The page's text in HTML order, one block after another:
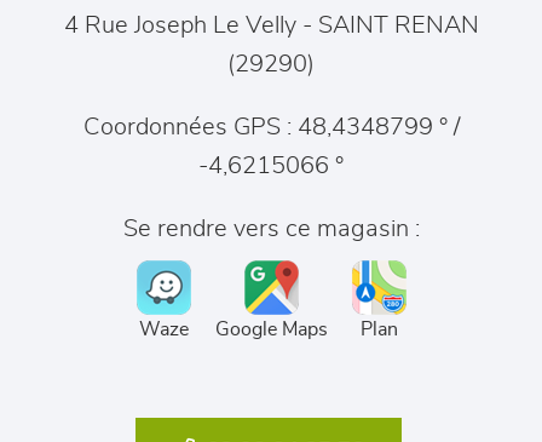
décoration
4 Rue Joseph Le Velly - SAINT RENAN
(29290)
Coordonnées GPS : 48,4348799 ° /
-4,6215066 °
Se rendre vers ce magasin :
Waze Google Maps Plan